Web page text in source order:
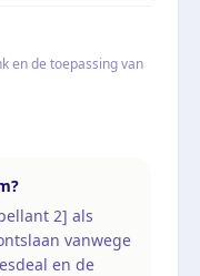
en de toepassing van
2] als
vanwege
en de